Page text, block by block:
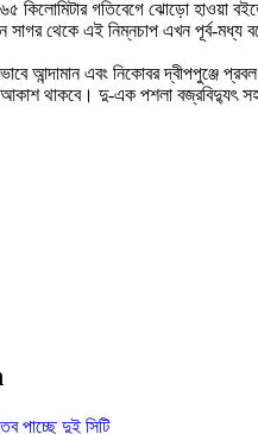
কিলোমিটার গতিবেগে ঝোড়ো হাওয়া
সাগর থেকে এই নিম্নচাপ এখন পূর্ব-
আন্দামান এবং নিকোবর দ্বীপপুঞ্জে
থাকবে। দু-এক পশলা বজ্রবিদ্যুৎ সহ
পাচ্ছে দুই সিটি